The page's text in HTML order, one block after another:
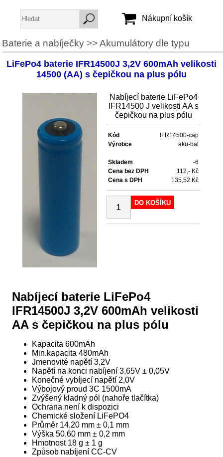
Jméno:
Heslo:
Vytvořit účet
Zapomenuté heslo
Nákupní košík
Baterie a nabíječky>>Akumulátory dle typu
LiFePo4 baterie IFR14500J 3,2V 600mAh velikosti
14500 (AA) s čepičkou na plus pólu
Nabíjecí baterie LiFePo4
IFR14500 J velikosti AA s
čepičkou na plus pólu
Kód
IFR14500-cap
Výrobce
aku-bat
Skladem
-6
Cena bez DPH
112,- Kč
Cena s DPH
135,52 Kč
DO KOŠÍKU
Nabíjecí baterie LiFePo4
IFR14500J 3,2V 600mAh velikosti
AA s čepičkou na plus pólu
Kapacita 600mAh
Min.kapacita 480mAh
Jmenovité napětí 3,2V
Napětí na konci nabíjení 3,65V ± 0,05V
Konečné vybíjecí napětí 2,0V
Výbojový proud 3C 1500mA
Zvýšený kladný pól (nahoře tlačítka)
Ochrana není k dispozici
Chemické složení LiFePO4
Průměr 14,20 mm ± 0,1 mm
Výška 50,60 mm ± 0,2 mm
Hmotnost 18 g ± 1 g
Způsob nabíjení CC-CV